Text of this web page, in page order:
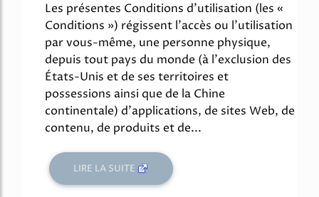
Les présentes Conditions d'utilisation (les «
Conditions ») régissent l'accès ou l'utilisation
par vous-même, une personne physique,
depuis tout pays du monde (à l'exclusion des
États-Unis et de ses territoires et
possessions ainsi que de la Chine
continentale) d'applications, de sites Web, de
contenu, de produits et de...
LIRE LA SUITE